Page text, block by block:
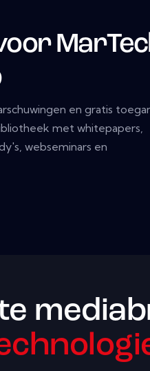
en gratis
met whitepapers,
webseminars en